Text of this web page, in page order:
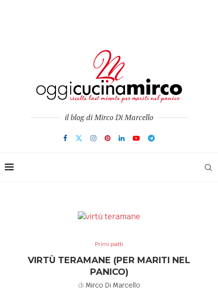
il blog di Mirco Di Marcello
Primi piatti
VIRTÙ TERAMANE (PER MARITI NEL
PANICO)
di Mirco Di Marcello